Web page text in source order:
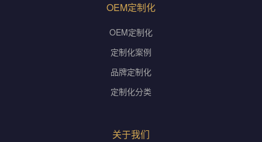
OEM定制化
OEM定制化
定制化案例
品牌定制化
定制化分类
关于我们